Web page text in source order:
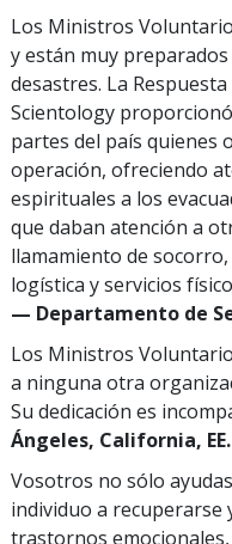
Los Ministros
y están muy
desastres. La
Scientology
partes del país quienes
operación, ofreciendo
espirituales a los
que daban atención a
llamamiento de
logística y servicios
— Departamento de
Los Ministros
a ninguna otra
Su dedicación es
Ángeles, California,
Vosotros no sólo
individuo a recuperarse
trastornos